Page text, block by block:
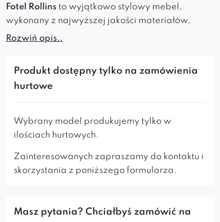
Fotel Rollins to wyjątkowo stylowy mebel,
wykonany z najwyższej jakości materiałów,
zapewniających jego
innych foteli.
wygodne i relaksujące.
pufem Rollins, tworząc harmonijny zestaw, który
idealnie wkomponuje się w nowoczesne
Rozwiń opis..
Produkt dostępny tylko na zamówienia
hurtowe
Wybrany model produkujemy tylko w
ilościach hurtowych.
Zainteresowanych zapraszamy do kontaktu i
skorzystania z poniższego formularza.
Masz pytania? Chciałbyś zamówić na